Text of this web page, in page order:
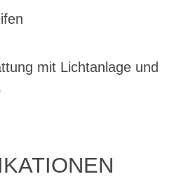
mit Lichtanlage und